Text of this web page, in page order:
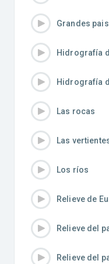
Grandes
Hidrografía
Hidrografía
Las rocas
Las
Los ríos
Relieve de
Relieve del
Relieve del